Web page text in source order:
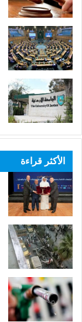
الأكثر قراءة